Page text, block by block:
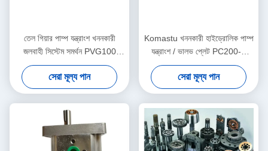
তেল গিয়ার পাম্প যন্ত্রাংশ খননকারী
জলবাহী সিস্টেম সমর্থন PVG100
PVG120 PVG075
সেরা মূল্য পান
Komastu খননকারী হাইড্রোলিক পাম্প
যন্ত্রাংশ / ভালভ প্লেট PC200-7
PC220 কাস্টমাইজড
সেরা মূল্য পান